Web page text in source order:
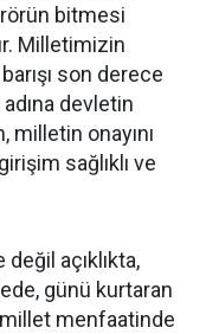
bitmesi
Milletimizin
son derece
devletin
milletin onayını
sağlıklı ve
açıklıkta,
günü kurtaran
menfaatinde